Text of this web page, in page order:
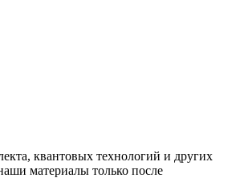
квантовых технологий и других
материалы только после